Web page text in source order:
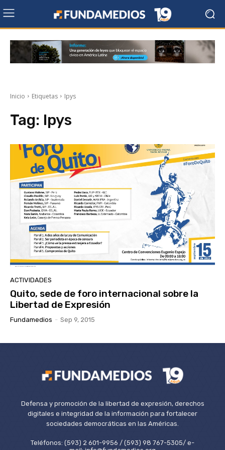
Inicio Etiquetas Ipys
Tag: Ipys
ACTIVIDADES
Quito, sede de foro internacional sobre la
Libertad de Expresión
Fundamedios - Sep 9, 2015
Defensa y promoción de la libertad de expresión, derechos
digitales e integridad de la información para fortalecer
sociedades democráticas en las Américas.
Teléfonos: (593) 2 601-9956 / (593) 98 767-5305/ e-